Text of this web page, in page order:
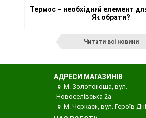
Термос – необхідний елемент
Як обрати?
Читати всі новини
АДРЕСИ МАГАЗИНІВ
М. Золотоноша, вул.
Новоселівська 2а
М. Черкаси, вул. Героїв